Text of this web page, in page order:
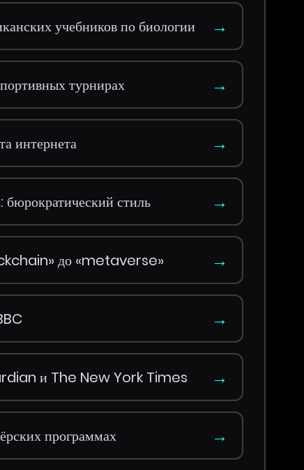
учебников по биологии →
турнирах →
интернета →
бюрократический стиль →
до «metaverse» →
→
и The New York Times →
программах →